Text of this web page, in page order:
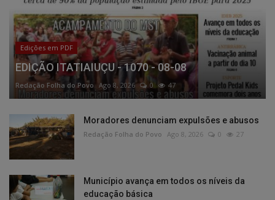
Edições em PDF
EDIÇÃO ITATIAIUÇU - 1070 - 08-08
Redação Folha do Povo Ago 8, 2026 0 47
Moradores denunciam expulsões e abusos
Redação Folha do Povo Ago 8, 2026 0 27
Município avança em todos os níveis da
educação básica